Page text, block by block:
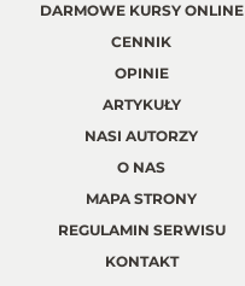
DARMOWE KURSY ONLINE
CENNIK
OPINIE
ARTYKUŁY
NASI AUTORZY
O NAS
MAPA STRONY
REGULAMIN SERWISU
KONTAKT